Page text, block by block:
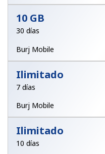
10 GB
30 días
Burj Mobile
Ilimitado
7 días
Burj Mobile
Ilimitado
10 días